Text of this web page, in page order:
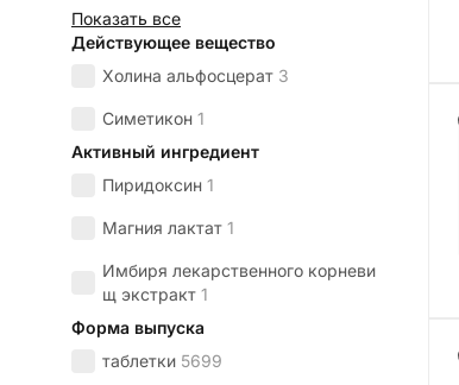
Показать все
Действующее вещество
Холина альфосцерат 3
Симетикон 1
Активный ингредиент
Пиридоксин 1
Магния лактат 1
Имбиря лекарственного корневи
щ экстракт 1
Форма выпуска
таблетки 5699